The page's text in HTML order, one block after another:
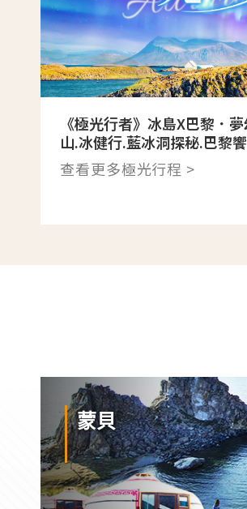
《極光行者》冰島X巴黎．
山.冰健行.藍冰洞探秘.巴黎
查看更多極光行程 >
蒙貝